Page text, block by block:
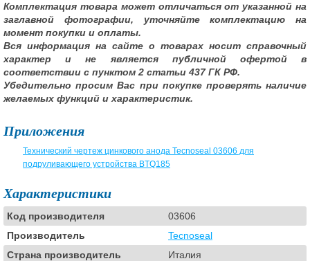
Комплектация товара может отличаться от указанной на
заглавной фотографии, уточняйте комплектацию на
момент покупки и оплаты.
Вся информация на сайте о товарах носит справочный
характер и не является публичной офертой в
соответствии с пунктом 2 статьи 437 ГК РФ.
Убедительно просим Вас при покупке проверять наличие
желаемых функций и характеристик.
Приложения
Технический чертеж цинкового анода Tecnoseal 03606 для
подруливающего устройства BTQ185
Характеристики
Код производителя
03606
Производитель
Tecnoseal
Страна производитель
Италия